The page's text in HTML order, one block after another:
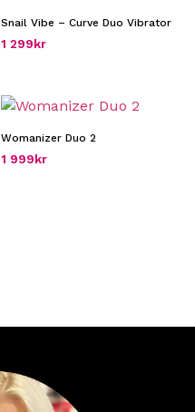
Snail Vibe – Curve Duo Vibrator
1 299kr
Womanizer Duo 2
1 999kr